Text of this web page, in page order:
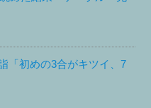
「初めの3合がキツイ、7